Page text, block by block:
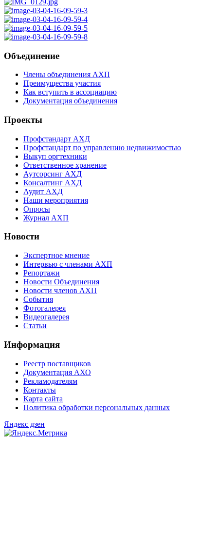
Объединение
Члены объединения АХП
Преимущества участия
Как вступить в ассоциацию
Документация объединения
Проекты
Профстандарт АХД
Профстандарт по управлению недвижимостью
Выкуп оргтехники
Ответственное хранение
Аутсорсинг АХД
Консалтинг АХД
Аудит АХД
Наши мероприятия
Опросы
Журнал АХП
Новости
Экспертное мнение
Интервью с членами АХП
Репортажи
Новости Объединения
Новости членов АХП
События
Фотогалерея
Видеогалерея
Статьи
Информация
Реестр поставщиков
Документация АХО
Рекламодателям
Контакты
Карта сайта
Политика обработки персональных данных
Яндекс дзен